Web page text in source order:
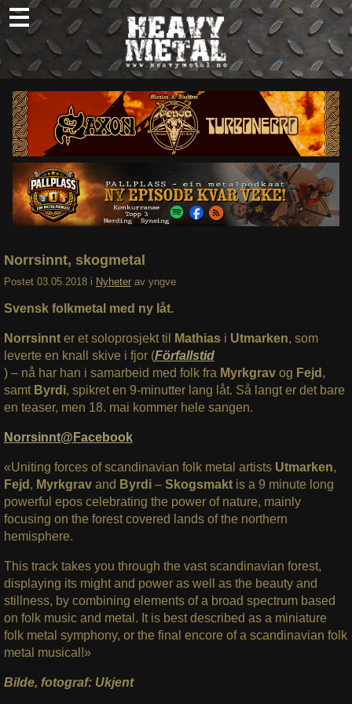
Skip
to
content
Nyheter
Omtaler
Intervjuer
Om oss
Abonner
Søk
Norrsinnt, skogmetal
Postet 03.05.2018 i Nyheter av yngve
Svensk folkmetal med ny låt.
Norrsinnt er et soloprosjekt til Mathias i Utmarken, som
leverte en knall skive i fjor (Förfallstid
) – nå har han i samarbeid med folk fra Myrkgrav og Fejd ,
samt Byrdi, spikret en 9-minutter lang låt. Så langt er det bare
en teaser, men 18. mai kommer hele sangen.
Norrsinnt@Facebook
«Uniting forces of scandinavian folk metal artists Utmarken,
Fejd , Myrkgrav and Byrdi– Skogsmakt is a 9 minute long
powerful epos celebrating the power of nature, mainly
focusing on the forest covered lands of the northern
hemisphere.
This track takes you through the vast scandinavian forest,
displaying its might and power as well as the beauty and
stillness, by combining elements of a broad spectrum based
on folk music and metal. It is best described as a miniature
folk metal symphony, or the final encore of a scandinavian folk
metal musical!»
Bilde, fotograf: Ukjent